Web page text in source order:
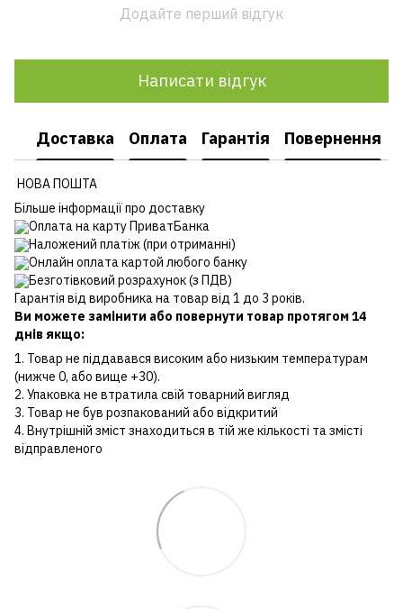
Додайте перший відгук
Написати відгук
Доставка Оплата Гарантія Повернення
НОВА ПОШТА
Більше інформації про доставку
Оплата на карту ПриватБанка
Наложений платіж (при отриманні)
Онлайн оплата картой любого банку
Безготівковий розрахунок (з ПДВ)
Гарантія від виробника на товар від 1 до 3 років.
Ви можете замінити або повернути товар протягом 14
днів якщо:
1. Товар не піддавався високим або низьким температурам
(нижче 0, або вище +30).
2. Упаковка не втратила свій товарний вигляд
3. Товар не був розпакований або відкритий
4. Внутрішній зміст знаходиться в тій же кількості та змісті
відправленого